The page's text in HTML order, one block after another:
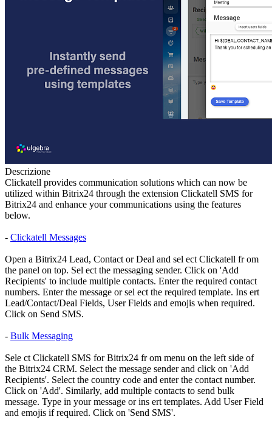
Descrizione
Clickatell provides communication solutions which can now be
utilized within Bitrix24 through the extension Clickatell SMS for
Bitrix24 and enhance your communications using the features
below.
- Clickatell Messages
Open a Bitrix24 Lead, Contact or Deal and sel ect Clickatell fr om
the panel on top. Sel ect the messaging sender. Click on 'Add
Recipients' to include multiple contacts. Enter the required contact
numbers. Enter the message or sel ect the required template. Ins ert
Lead/Contact/Deal Fields, User Fields and emojis when required.
Click on Send SMS.
- Bulk Messaging
Sele ct Clickatell SMS for Bitrix24 fr om menu on the left side of
the Bitrix24 CRM. Select the message sender and click on 'Add
Recipients'. Select the country code and enter the contact number.
Click on 'Add'. Similarly, add multiple contacts to send bulk
message. Type in your message or ins ert templates. Add User Field
and emojis if required. Click on 'Send SMS'.